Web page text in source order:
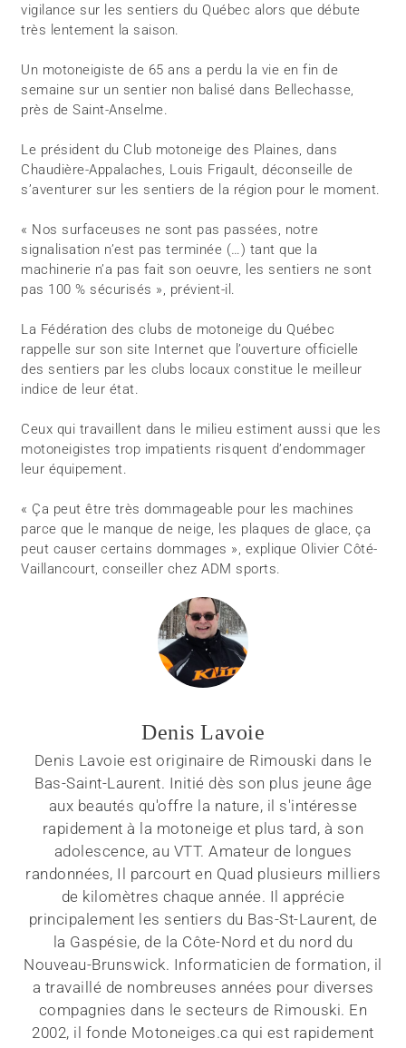
vigilance sur les sentiers du Québec alors que débute
très lentement la saison.
Un motoneigiste de 65 ans a perdu la vie en fin de
semaine sur un sentier non balisé dans Bellechasse,
près de Saint-Anselme.
Le président du Club motoneige des Plaines, dans
Chaudière-Appalaches, Louis Frigault, déconseille de
s’aventurer sur les sentiers de la région pour le moment.
« Nos surfaceuses ne sont pas passées, notre
signalisation n’est pas terminée (…) tant que la
machinerie n’a pas fait son oeuvre, les sentiers ne sont
pas 100 % sécurisés », prévient-il.
La Fédération des clubs de motoneige du Québec
rappelle sur son site Internet que l’ouverture officielle
des sentiers par les clubs locaux constitue le meilleur
indice de leur état.
Ceux qui travaillent dans le milieu estiment aussi que les
motoneigistes trop impatients risquent d’endommager
leur équipement.
« Ça peut être très dommageable pour les machines
parce que le manque de neige, les plaques de glace, ça
peut causer certains dommages », explique Olivier Côté-
Vaillancourt, conseiller chez ADM sports.
Denis Lavoie
Denis Lavoie est originaire de Rimouski dans le
Bas-Saint-Laurent. Initié dès son plus jeune âge
aux beautés qu'offre la nature, il s'intéresse
rapidement à la motoneige et plus tard, à son
adolescence, au VTT. Amateur de longues
randonnées, Il parcourt en Quad plusieurs milliers
de kilomètres chaque année. Il apprécie
principalement les sentiers du Bas-St-Laurent, de
la Gaspésie, de la Côte-Nord et du nord du
Nouveau-Brunswick. Informaticien de formation, il
a travaillé de nombreuses années pour diverses
compagnies dans le secteurs de Rimouski. En
2002, il fonde Motoneiges.ca qui est rapidement